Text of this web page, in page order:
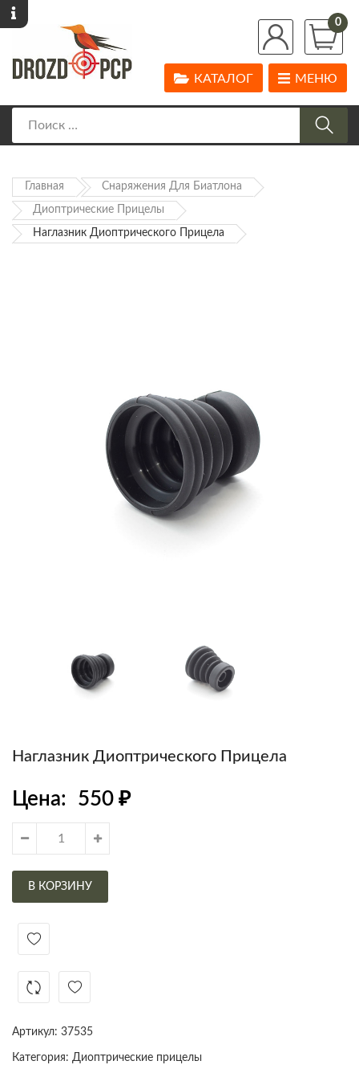
0
МЕНЮ
КАТАЛОГ
Главная Снаряжения Для Биатлона
Диоптрические Прицелы
Наглазник Диоптрического Прицела
Наглазник Диоптрического Прицела
Цена: 550 ₽
В КОРЗИНУ
Артикул: 37535
Категория: Диоптрические прицелы